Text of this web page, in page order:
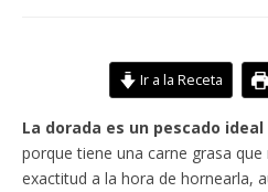
Ir a la Receta
La dorada es un pescado
porque tiene una carne grasa
exactitud a la hora de hornearla,